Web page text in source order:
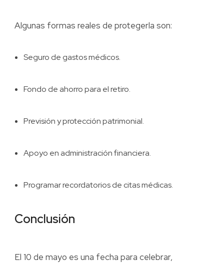
Algunas formas reales de protegerla son:
Seguro de gastos médicos.
Fondo de ahorro para el retiro.
Previsión y protección patrimonial.
Apoyo en administración financiera.
Programar recordatorios de citas médicas.
Conclusión
El 10 de mayo es una fecha para celebrar,